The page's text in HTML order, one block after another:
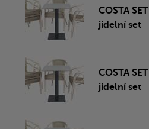
COSTA
jídelní set
COSTA
jídelní set